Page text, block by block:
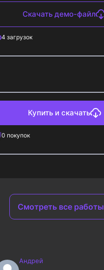
Скачать демо-файл
4 загрузок
Купить и скачать
0 покупок
Смотреть все работы
Андрей